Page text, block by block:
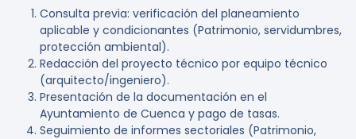
Consulta previa: verificación del planeamiento
aplicable y condicionantes (Patrimonio, servidumbres,
protección ambiental).
Redacción del proyecto técnico por equipo técnico
(arquitecto/ingeniero).
Presentación de la documentación en el
Ayuntamiento de Cuenca y pago de tasas.
Seguimiento de informes sectoriales (Patrimonio,